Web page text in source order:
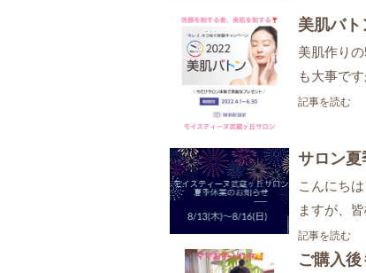
美肌バ
美肌作り
も大事で
記事を読む
サロン夏
こんにち
ますが、
記事を読む
ご購入